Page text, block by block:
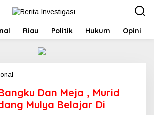
Riau Politik Hukum Opini
d
a
k
Dan Meja , Murid
Mulya Belajar Di